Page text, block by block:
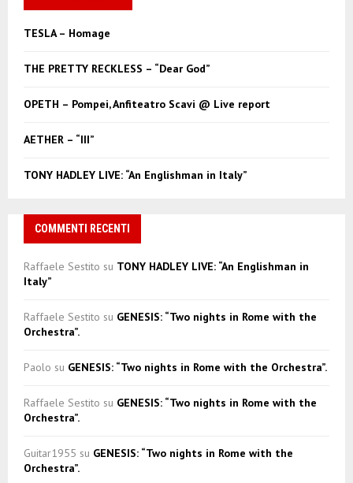
h
o
TESLA – Homage
THE PRETTY RECKLESS – “Dear God”
OPETH – Pompei, Anfiteatro Scavi @ Live report
AETHER – “III”
TONY HADLEY LIVE: “An Englishman in Italy”
COMMENTI RECENTI
Raffaele Sestito su TONY HADLEY LIVE: “An Englishman in
Italy”
Raffaele Sestito su GENESIS: “Two nights in Rome with the
Orchestra”.
Paolo su GENESIS: “Two nights in Rome with the Orchestra”.
Raffaele Sestito su GENESIS: “Two nights in Rome with the
Orchestra”.
Guitar1955 su GENESIS: “Two nights in Rome with the
Orchestra”.